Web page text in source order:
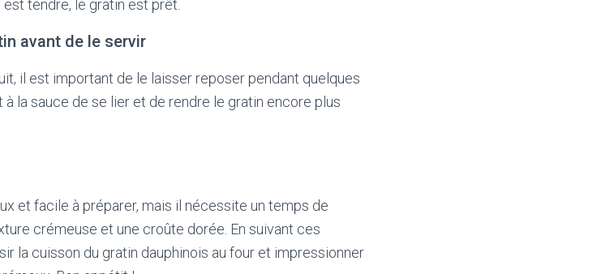
tendre, le gratin est prêt.
avant de le servir
il est important de le laisser reposer pendant quelques
la sauce de se lier et de rendre le gratin encore plus
et facile à préparer, mais il nécessite un temps de
crémeuse et une croûte dorée. En suivant ces
la cuisson du gratin dauphinois au four et impressionner